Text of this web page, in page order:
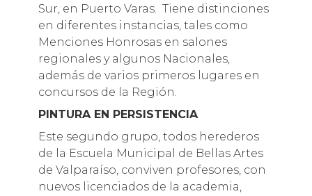
Sur, en Puerto Varas. Tiene distinciones
en diferentes instancias, tales como
Menciones Honrosas en salones
regionales y algunos Nacionales,
además de varios primeros lugares en
concursos de la Región.
PINTURA EN PERSISTENCIA
Este segundo grupo, todos herederos
de la Escuela Municipal de Bellas Artes
de Valparaíso, conviven profesores, con
nuevos licenciados de la academia,